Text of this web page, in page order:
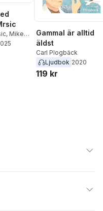
, Mike
Totalt antal röster:
Gammal är alltid
äldst
Carl Plogbäck
Ljudbok 2020
119 kr